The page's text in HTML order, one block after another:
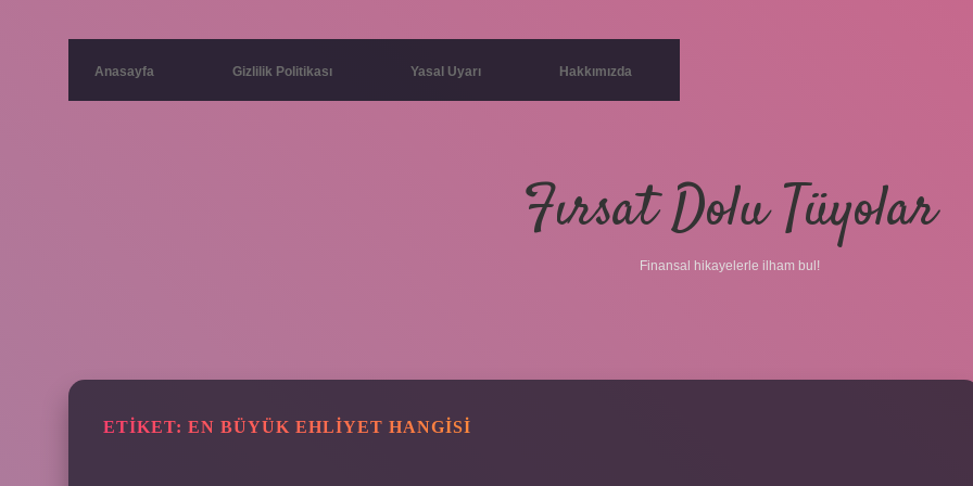
Anasayfa Gizlilik Politikası Yasal Uyarı Hakkımızda
Fırsat Dolu Tüyolar
Finansal hikayelerle ilham bul!
ETIKET: EN BÜYÜK EHLIYET HANGISI